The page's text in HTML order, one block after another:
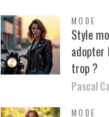
MODE
Style
adopter
trop ?
Pascal
MODE